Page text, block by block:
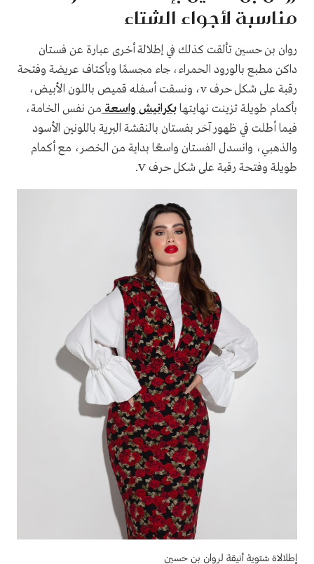
مناسبة لأجواء الشتاء
روان بن حسين تألقت كذلك في إطلالة أخرى عبارة عن فستان
داكن مطبع بالورود الحمراء، جاء مجسمًا وبأكتاف عريضة وفتحة
رقبة على شكل حرف v، ونسقت أسفله قميص باللون الأبيض،
بأكمام طويلة تزينت نهايتهابكرانيش واسعةمن نفس الخامة،
فيما أطلت في ظهور آخر بفستان بالنقشة البرية باللونين الأسود
والذهبي، وانسدل الفستان واسعًا بداية من الخصر، مع أكمام
طويلة وفتحة رقبة على شكل حرف V.
إطلالاة شتوية أنيقة لروان بن حسين